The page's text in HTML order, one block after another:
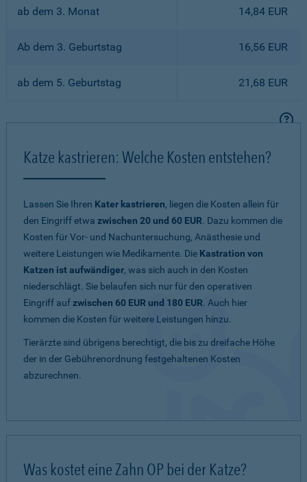
ab dem 3. Monat 14,84 EUR
Ab dem 3. Geburtstag 16,56 EUR
ab dem 5. Geburtstag 21,68 EUR
Katze kastrieren: Welche Kosten entstehen?
Lassen Sie Ihren Kater kastrieren, liegen die Kosten allein für
den Eingriff etwa zwischen 20 und 60 EUR. Dazu kommen die
Kosten für Vor- und Nachuntersuchung, Anästhesie und
weitere Leistungen wie Medikamente. Die Kastration von
Katzen ist aufwändiger, was sich auch in den Kosten
niederschlägt. Sie belaufen sich nur für den operativen
Eingriff aufzwischen 60 EUR und 180 EUR. Auch hier
kommen die Kosten für weitere Leistungen hinzu.
Tierärzte sind übrigens berechtigt, die bis zu dreifache Höhe
der in der Gebührenordnung festgehaltenen Kosten
abzurechnen.
Was kostet eine Zahn OP bei der Katze?